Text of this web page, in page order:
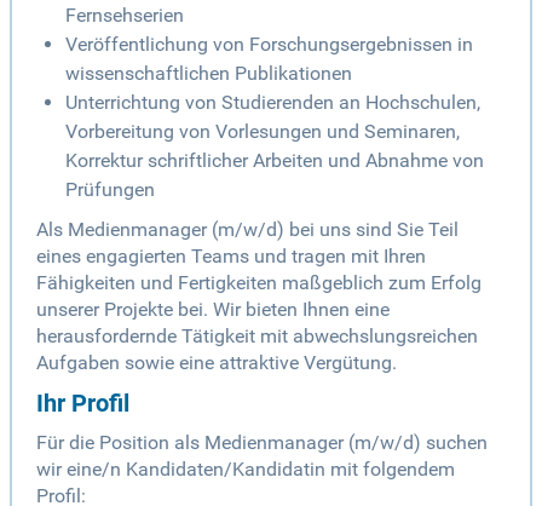
Fernsehserien
Veröffentlichung von Forschungsergebnissen in
wissenschaftlichen Publikationen
Unterrichtung von Studierenden an Hochschulen,
Vorbereitung von Vorlesungen und Seminaren,
Korrektur schriftlicher Arbeiten und Abnahme von
Prüfungen
Als Medienmanager (m/w/d) bei uns sind Sie Teil
eines engagierten Teams und tragen mit Ihren
Fähigkeiten und Fertigkeiten maßgeblich zum Erfolg
unserer Projekte bei. Wir bieten Ihnen eine
herausfordernde Tätigkeit mit abwechslungsreichen
Aufgaben sowie eine attraktive Vergütung.
Ihr Profil
Für die Position als Medienmanager (m/w/d) suchen
wir eine/n Kandidaten/Kandidatin mit folgendem
Profil: